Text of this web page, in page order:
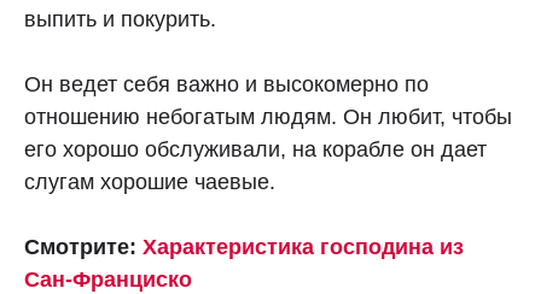
выпить и покурить.
Он ведет себя важно и высокомерно по
отношению небогатым людям. Он любит, чтобы
его хорошо обслуживали, на корабле он дает
слугам хорошие чаевые.
Смотрите: Характеристика господина из
Сан-Франциско